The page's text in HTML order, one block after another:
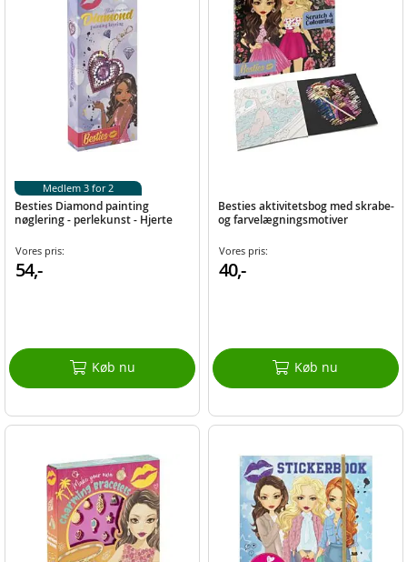
Besties Diamond painting
nøglering - perlekunst - Hjerte
Vores pris:
54,-
Køb nu
Medlem 3 for 2
Besties aktivitetsbog med skrabe-
og farvelægningsmotiver
Vores pris:
40,-
Køb nu